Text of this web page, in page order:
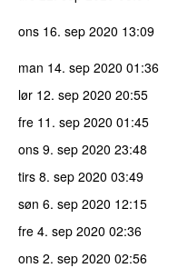
ons 16. sep 2020 13:09
man 14. sep 2020 01:36
lør 12. sep 2020 20:55
fre 11. sep 2020 01:45
ons 9. sep 2020 23:48
tirs 8. sep 2020 03:49
søn 6. sep 2020 12:15
fre 4. sep 2020 02:36
ons 2. sep 2020 02:56